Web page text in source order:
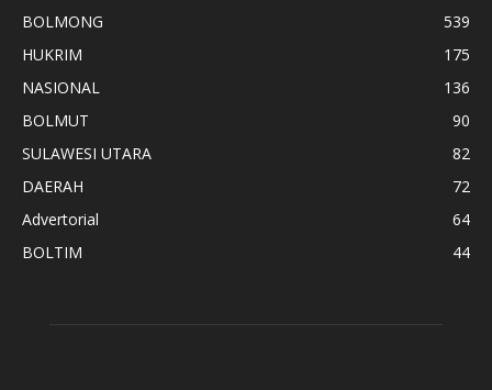
BOLMONG
539
HUKRIM
175
NASIONAL
136
BOLMUT
90
SULAWESI UTARA
82
DAERAH
72
Advertorial
64
BOLTIM
44